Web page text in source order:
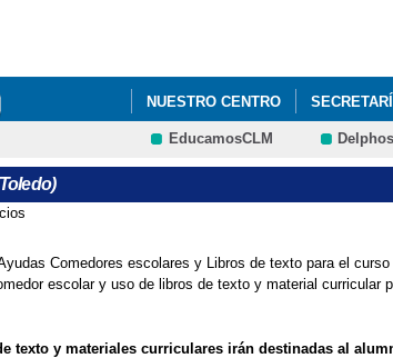
NUESTRO CENTRO
AYUDAS MATERIALES
EducamosCLM Delphos
aquí
Comedores escolares y Libros de texto para el
escolar y uso de libros de texto y material
texto y materiales curriculares irán destinadas al